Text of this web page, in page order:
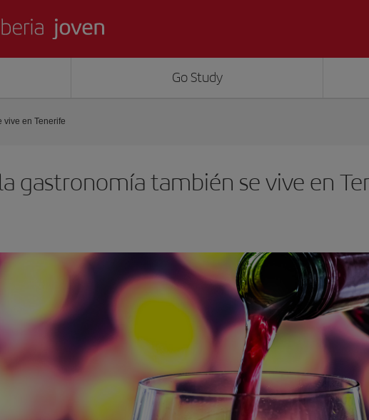
Go Study
vive en Tenerife
gastronomía también se vive en